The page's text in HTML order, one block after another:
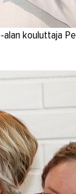
alan kouluttaja